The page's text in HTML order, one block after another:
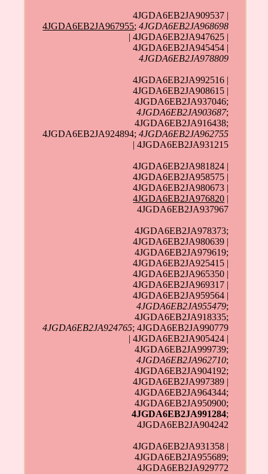
4JGDA6EB2JA909537 |
4JGDA6EB2JA967955;4JGDA6EB2JA968698
| 4JGDA6EB2JA947625 |
4JGDA6EB2JA945454 |
4JGDA6EB2JA978809
4JGDA6EB2JA992516 |
4JGDA6EB2JA908615 |
4JGDA6EB2JA937046;
4JGDA6EB2JA903687;
4JGDA6EB2JA916438;
4JGDA6EB2JA924894;4JGDA6EB2JA962755
| 4JGDA6EB2JA931215
4JGDA6EB2JA981824 |
4JGDA6EB2JA958575 |
4JGDA6EB2JA980673 |
4JGDA6EB2JA976820 |
4JGDA6EB2JA937967
4JGDA6EB2JA978373;
4JGDA6EB2JA980639 |
4JGDA6EB2JA979619;
4JGDA6EB2JA925415 |
4JGDA6EB2JA965350 |
4JGDA6EB2JA969317 |
4JGDA6EB2JA959564 |
4JGDA6EB2JA955479;
4JGDA6EB2JA918335;
4JGDA6EB2JA924765; 4JGDA6EB2JA990779
| 4JGDA6EB2JA905424 |
4JGDA6EB2JA999739;
4JGDA6EB2JA962710;
4JGDA6EB2JA904192;
4JGDA6EB2JA997389 |
4JGDA6EB2JA964344;
4JGDA6EB2JA950900;
4JGDA6EB2JA991284;
4JGDA6EB2JA904242
4JGDA6EB2JA931358 |
4JGDA6EB2JA955689;
4JGDA6EB2JA929772